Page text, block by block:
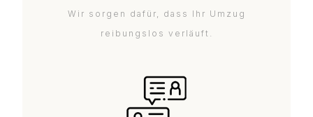
Wir sorgen dafür, dass Ihr Umzug
reibungslos verläuft.